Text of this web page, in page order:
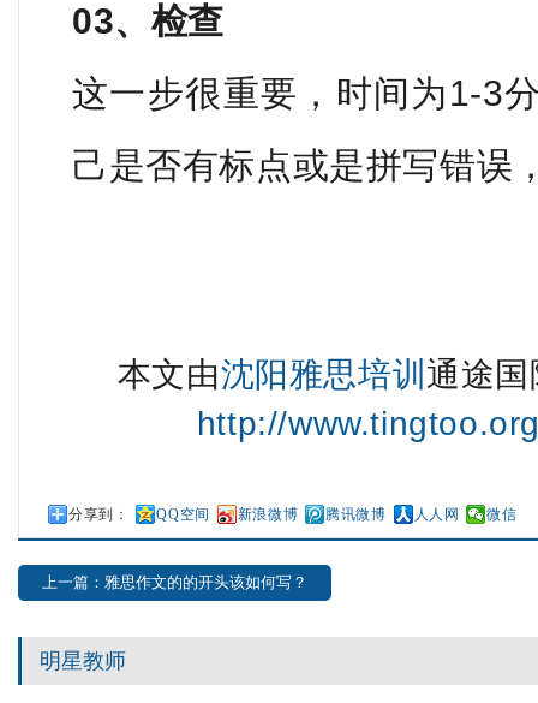
03、检查
这一步很重要，时间为1-3
己是否有标点或是拼写错误
本文由沈阳雅思培训 通途
http://
分享到： QQ空间 新浪微博 腾讯微博 人人网 微信
上一篇：雅思作文的的开头该如何写？
明星教师